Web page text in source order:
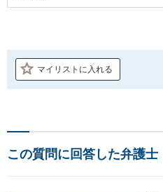
マイリストに入れる
この質問に回答した弁護士